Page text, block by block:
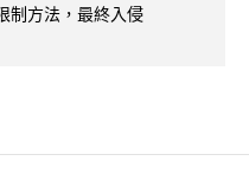
制方法，最終入侵